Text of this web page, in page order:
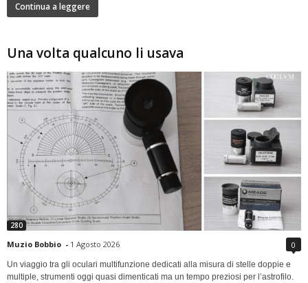
Continua a leggere
Una volta qualcuno li usava
280
Muzio Bobbio - 1 Agosto 2026 0
Un viaggio tra gli oculari multifunzione dedicati alla misura di stelle doppie e
multiple, strumenti oggi quasi dimenticati ma un tempo preziosi per l’astrofilo.